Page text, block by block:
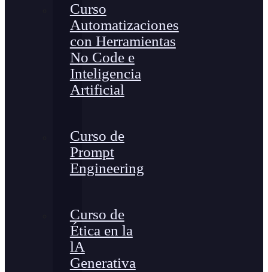
Curso
Automatizaciones
con Herramientas
No Code e
Inteligencia
Artificial
Curso de
Prompt
Engineering
Curso de
Ética en la
lA
Generativa